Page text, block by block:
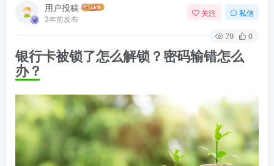
用户投稿
3年前发布
关注 私信
79 0
银行卡被锁了怎么解锁？密码输错怎么
办？